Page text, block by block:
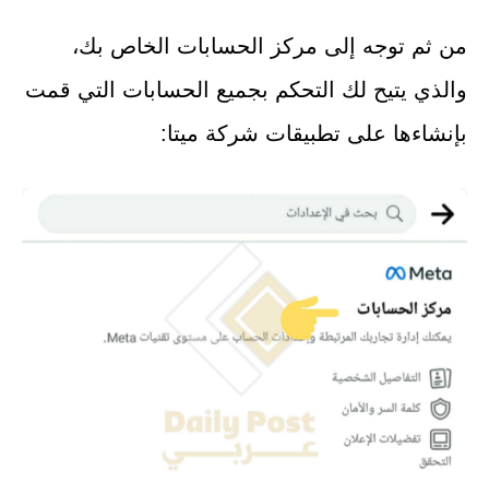
من ثم توجه إلى مركز الحسابات الخاص بك،
والذي يتيح لك التحكم بجميع الحسابات التي قمت
بإنشاءها على تطبيقات شركة ميتا: